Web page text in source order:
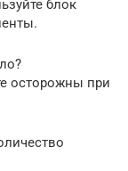
блок
осторожны при